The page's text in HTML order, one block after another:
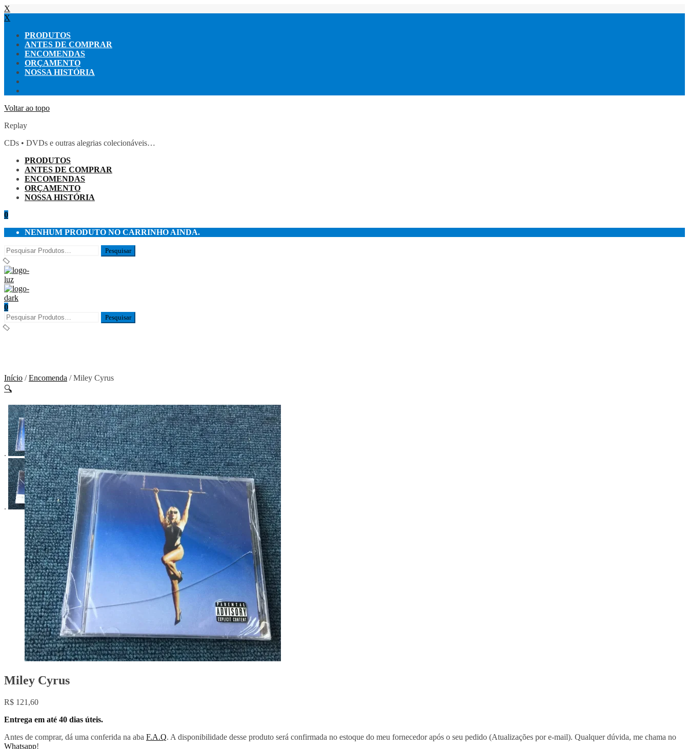
X
X
PRODUTOS
ANTES DE COMPRAR
ENCOMENDAS
ORÇAMENTO
NOSSA HISTÓRIA
Voltar ao topo
Replay
CDs • DVDs e outras alegrias colecionáveis…
PRODUTOS
ANTES DE COMPRAR
ENCOMENDAS
ORÇAMENTO
NOSSA HISTÓRIA
0
NENHUM PRODUTO NO CARRINHO AINDA.
0
Início /Encomenda / Miley Cyrus
🔍
Miley Cyrus
R$ 121,60
Entrega em até 40 dias úteis.
Antes de comprar, dá uma conferida na aba F.A.Q. A disponibilidade desse produto será confirmada no estoque do meu fornecedor após o seu pedido (Atualizações por e-mail). Qualquer dúvida, me chama no
Whatsapp!